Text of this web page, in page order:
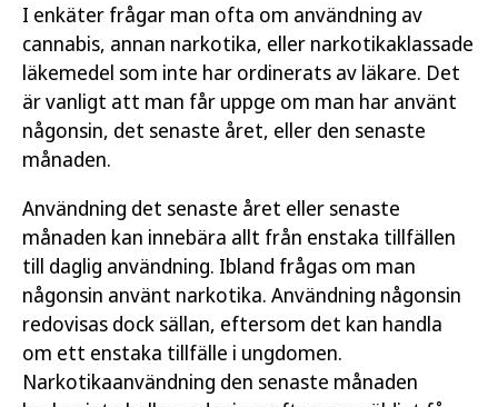
I enkäter frågar man ofta om användning av
cannabis, annan narkotika, eller narkotikaklassade
läkemedel som inte har ordinerats av läkare. Det
är vanligt att man får uppge om man har använt
någonsin, det senaste året, eller den senaste
månaden.
Användning det senaste året eller senaste
månaden kan innebära allt från enstaka tillfällen
till daglig användning. Ibland frågas om man
någonsin använt narkotika. Användning någonsin
redovisas dock sällan, eftersom det kan handla
om ett enstaka tillfälle i ungdomen.
Narkotikaanvändning den senaste månaden